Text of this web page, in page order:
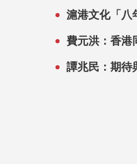
費元洪：香港
譚兆民：期待